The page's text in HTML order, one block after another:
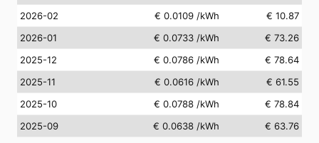
2026-02
€ 0.0109 /kWh
€ 10.87
2026-01
€ 0.0733 /kWh
€ 73.26
2025-12
€ 0.0786 /kWh
€ 78.64
2025-11
€ 0.0616 /kWh
€ 61.55
2025-10
€ 0.0788 /kWh
€ 78.84
2025-09
€ 0.0638 /kWh € 63.76